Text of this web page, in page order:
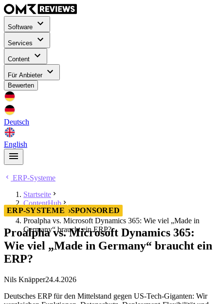
Software
Services
Content
Für Anbieter
Bewerten
Deutsch
English
ERP-Systeme
Startseite
ContentHub
ERP-Systeme
Proalpha vs. Microsoft Dynamics 365: Wie viel „Made in
Germany“ braucht ein ERP?
ERP-SYSTEME SPONSORED
Proalpha vs. Microsoft Dynamics 365:
Wie viel „Made in Germany“ braucht ein
ERP?
Nils Knäpper24.4.2026
Deutsches ERP für den Mittelstand gegen US-Tech-Giganten: Wir